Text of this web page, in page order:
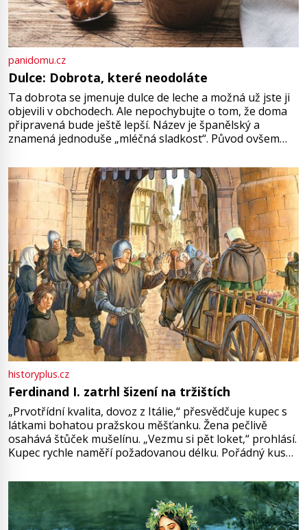
panidomu.cz
Dulce: Dobrota, které neodoláte
Ta dobrota se jmenuje dulce de leche a možná už jste ji
objevili v obchodech. Ale nepochybujte o tom, že doma
připravená bude ještě lepší. Název je španělský a
znamená jednoduše „mléčná sladkost“. Původ ovšem
pře hned několik latinskoamerických zemí a k tomu
Francie, kde se traduje,
historyplus.cz
Ferdinand I. zatrhl šizení na tržištích
„Prvotřídní kvalita, dovoz z Itálie,“ přesvědčuje kupec s
látkami bohatou pražskou měšťanku. Žena pečlivě
osahává štůček mušelínu. „Vezmu si pět loket,“ prohlásí.
Kupec rychle naměří požadovanou délku. Pořádný kus
milostpaní. Stačí jenom na sukni,“ zhodnotí švadlena
množství růžového mušelínu. „Ošidili vás, podívejte.“
Vezme do ruky dřevěnou